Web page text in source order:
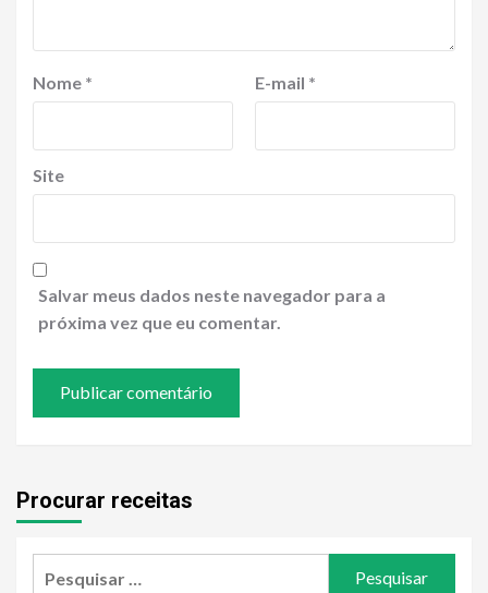
Nome * E-mail *
Site
Salvar meus dados neste navegador para a
próxima vez que eu comentar.
Procurar receitas